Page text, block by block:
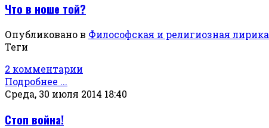
Что в ноше той?
Опубликовано в Философская и религиозная лирика
Теги
2 комментарии
Подробнее ...
Среда, 30 июля 2014 18:40
Стоп война!